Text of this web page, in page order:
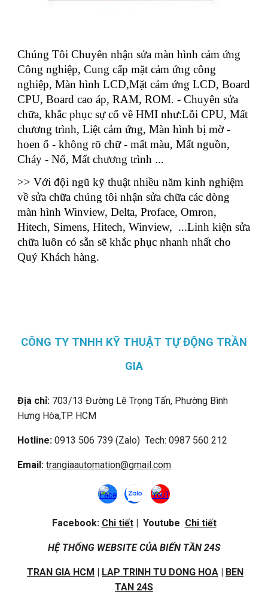
Chúng Tôi Chuyên nhận sửa màn hình cảm ứng
Công nghiệp, Cung cấp mặt cảm ứng công
nghiệp, Màn hình LCD,Mặt cảm ứng LCD, Board
CPU, Board cao áp, RAM, ROM. - Chuyên sửa
chữa, khắc phục sự cố về HMI như:Lỗi CPU, Mất
chương trình, Liệt cảm ứng, Màn hình bị mờ -
hoen ố - không rõ chữ - mất màu, Mất nguồn,
Cháy - Nổ, Mất chương trình ...
>> Với đội ngũ kỹ thuật nhiều năm kinh nghiệm
về sửa chữa chúng tôi nhận sửa chữa các dòng
màn hình Winview, Delta, Proface, Omron,
Hitech, Simens, Hitech, Winview, ...Linh kiện sửa
chữa luôn có sẵn sẽ khắc phục nhanh nhất cho
Quý Khách hàng.
CÔNG TY TNHH KỸ THUẬT TỰ ĐỘNG TRẦN
GIA
Địa chỉ: 703/13 Đường Lê Trọng Tấn, Phường Bình
Hưng Hòa,TP. HCM
Hotline: 0913 506 739 (Zalo) Tech: 0987 560 212
Email:trangiaautomation@gmail.com
Facebook: Chi tiết| Youtube Chi tiết
HỆ THỐNG WEBSITE CỦA BIẾN TẦN 24S
TRAN GIA HCM | LAP TRINH TU DONG HOA | BEN
TAN 24S